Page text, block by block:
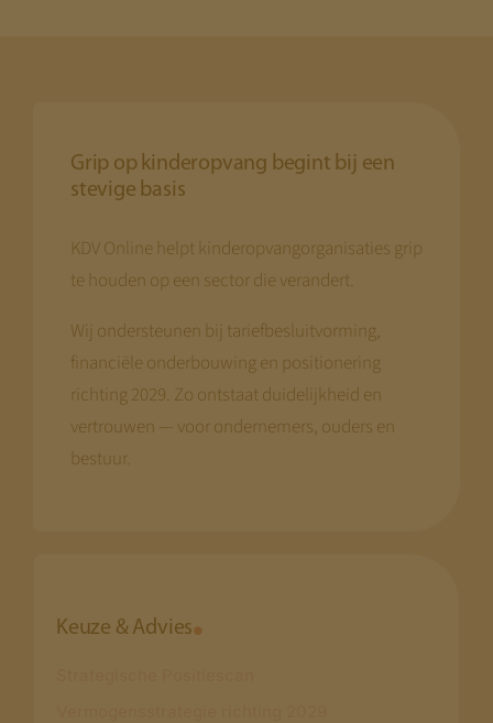
Grip op kinderopvang begint bij een
stevige basis
KDV Online helpt kinderopvangorganisaties grip
te houden op een sector die verandert.
Wij ondersteunen bij tariefbesluitvorming,
financiële onderbouwing en positionering
richting 2029. Zo ontstaat duidelijkheid en
vertrouwen — voor ondernemers, ouders en
bestuur.
Keuze & Advies